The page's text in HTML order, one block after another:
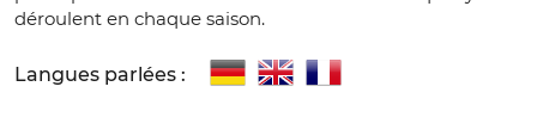
déroulent en chaque saison.
Langues parlées :